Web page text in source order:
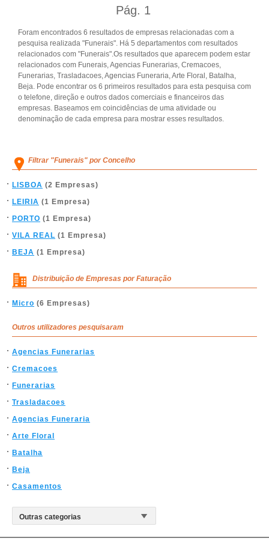
Pág. 1
Foram encontrados 6 resultados de empresas relacionadas com a
pesquisa realizada "Funerais". Há 5 departamentos com resultados
relacionados com "Funerais".Os resultados que aparecem podem estar
relacionados com Funerais, Agencias Funerarias, Cremacoes,
Funerarias, Trasladacoes, Agencias Funeraria, Arte Floral, Batalha,
Beja. Pode encontrar os 6 primeiros resultados para esta pesquisa com
o telefone, direção e outros dados comerciais e financeiros das
empresas. Baseamos em coincidências de uma atividade ou
denominação de cada empresa para mostrar esses resultados.
Filtrar "Funerais" por Concelho
LISBOA (2 Empresas)
LEIRIA (1 Empresa)
PORTO (1 Empresa)
VILA REAL (1 Empresa)
BEJA (1 Empresa)
Distribuição de Empresas por Faturação
Micro (6 Empresas)
Outros utilizadores pesquisaram
Agencias Funerarias
Cremacoes
Funerarias
Trasladacoes
Agencias Funeraria
Arte Floral
Batalha
Beja
Casamentos